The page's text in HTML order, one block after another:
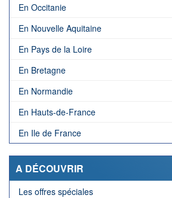
En Occitanie
En Nouvelle Aquitaine
En Pays de la Loire
En Bretagne
En Normandie
En Hauts-de-France
En Ile de France
A DÉCOUVRIR
Les offres spéciales